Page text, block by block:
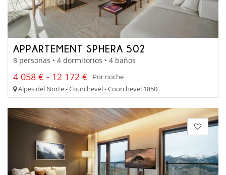
APPARTEMENT SPHERA 502
8 personas • 4 dormitorios • 4 baños
4 058 € - 12 172 €
Por noche
Alpes del Norte - Courchevel - Courchevel 1850